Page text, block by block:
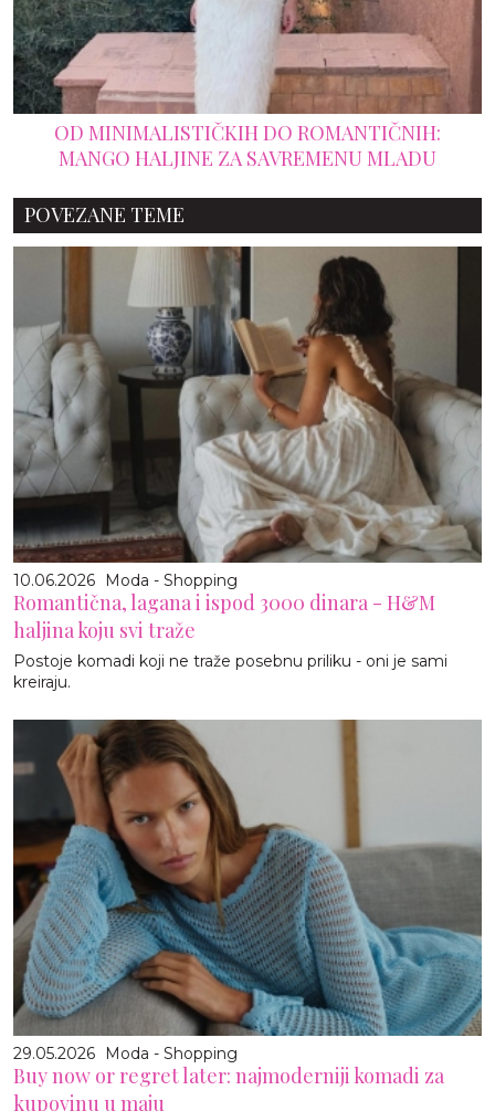
OD MINIMALISTIČKIH DO ROMANTIČNIH:
MANGO HALJINE ZA SAVREMENU MLADU
POVEZANE TEME
10.06.2026 Moda - Shopping
Romantična, lagana i ispod 3000 dinara - H&M
haljina koju svi traže
Postoje komadi koji ne traže posebnu priliku - oni je sami
kreiraju.
29.05.2026 Moda - Shopping
Buy now or regret later: najmoderniji komadi za
kupovinu u maju